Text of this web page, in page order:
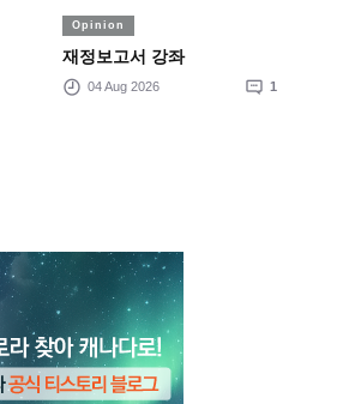
Opinion
재정보고서 강좌
04 Aug 2026 1